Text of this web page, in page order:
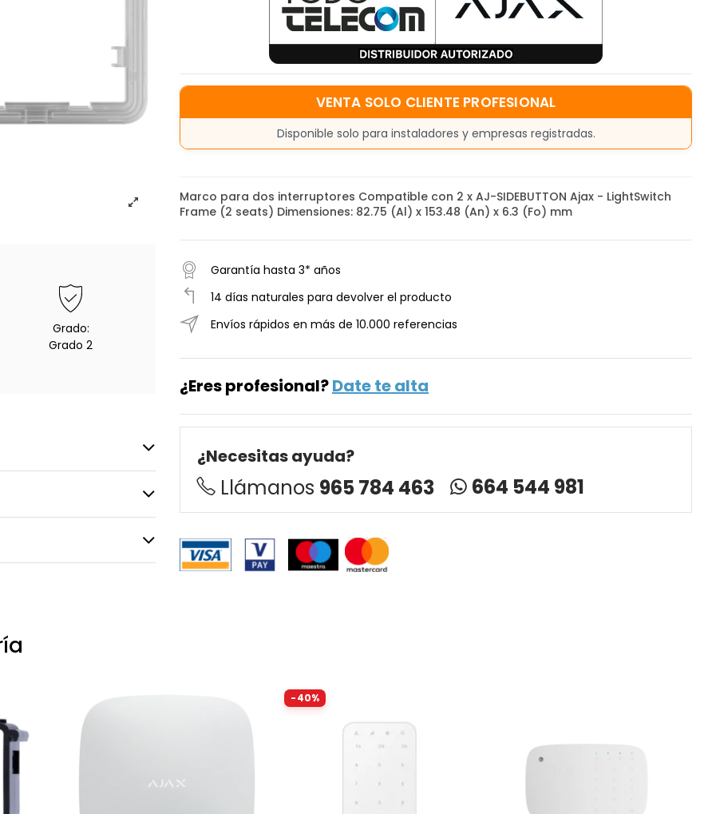
Grado:
Grado 2
VENTA SOLO CLIENTE PROFESIONAL
Disponible solo para instaladores y empresas registradas.
Marco para dos interruptores Compatible con 2 x AJ-SIDEBUTTON Ajax - LightSwitch
Frame (2 seats) Dimensiones: 82.75 (Al) x 153.48 (An) x 6.3 (Fo) mm
Garantía hasta 3* años
14 días naturales para devolver el producto
Envíos rápidos en más de 10.000 referencias
¿Eres profesional?Date te alta
¿Necesitas ayuda?
Llámanos 965 784 463 664 544 981
-40%